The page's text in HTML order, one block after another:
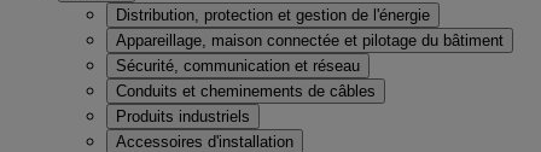
Distribution, protection et gestion de l'énergie
Appareillage, maison connectée et pilotage du bâtiment
Sécurité, communication et réseau
Conduits et cheminements de câbles
Produits industriels
Accessoires d'installation